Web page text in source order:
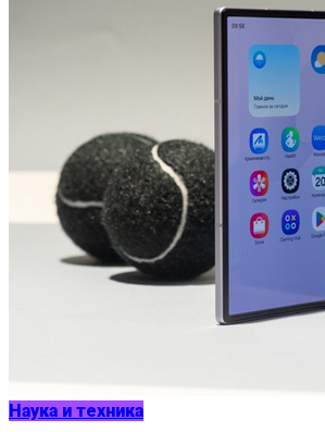
Наука и техника